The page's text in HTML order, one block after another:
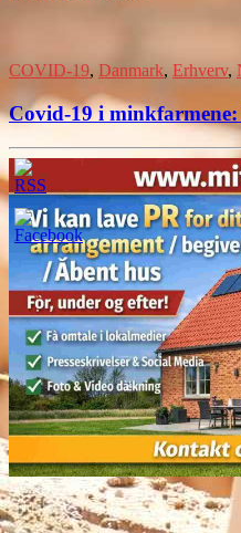
COVID-19, Danmark, Erhverv,
Covid-19 i